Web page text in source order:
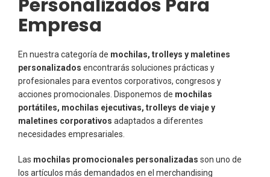
Personalizados Para
Empresa
En nuestra categoría de mochilas, trolleys y maletines
personalizados encontrarás soluciones prácticas y
profesionales para eventos corporativos, congresos y
acciones promocionales. Disponemos de mochilas
portátiles, mochilas ejecutivas, trolleys de viaje y
maletines corporativos adaptados a diferentes
necesidades empresariales.
Las mochilas promocionales personalizadas son uno de
los artículos más demandados en el merchandising